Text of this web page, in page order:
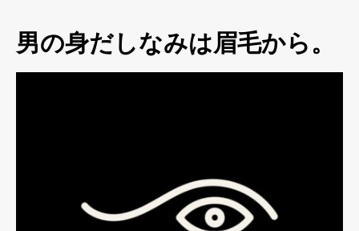
男の身だしなみは眉毛から。